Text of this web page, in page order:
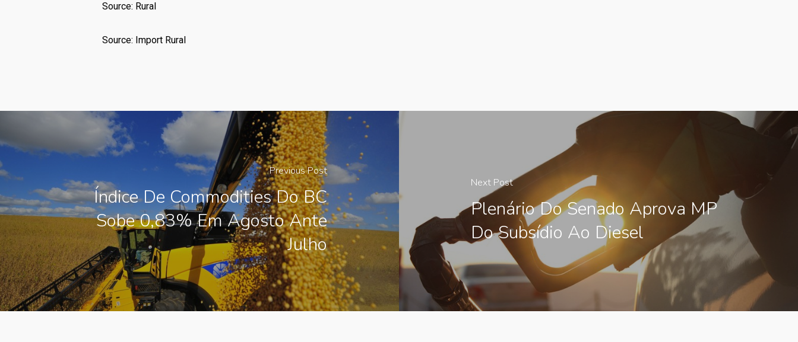
Source: Rural
Source: Import Rural
Previous Post
Índice De Commodities Do BC
Sobe 0,83% Em Agosto Ante
Julho
Next Post
Plenário Do Senado Aprova MP
Do Subsídio Ao Diesel